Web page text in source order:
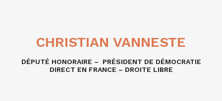
CHRISTIAN VANNESTE
DÉPUTÉ HONORAIRE – PRÉSIDENT DE DÉMOCRATIE
DIRECT EN FRANCE – DROITE LIBRE